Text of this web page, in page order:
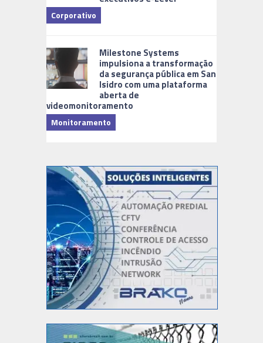
Corporativo
Milestone Systems
impulsiona a transformação
da segurança pública em San
Isidro com uma plataforma
aberta de
videomonitoramento
Monitoramento